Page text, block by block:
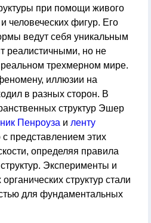
при помощи живого
фигур. Его
ведут себя уникальным
реалистичными, но не
трехмерном мире.
иллюзии на
в разных сторон. В
структур Эшер
Пенроуза и ленту
представлением этих
определяя правила
Эксперименты и
структур стали
для фундаментальных